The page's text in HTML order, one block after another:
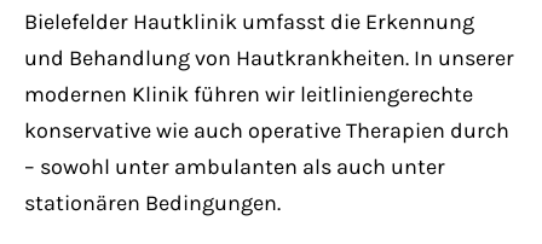
Bielefelder Hautklinik umfasst die Erkennung
und Behandlung von Hautkrankheiten. In unserer
modernen Klinik führen wir leitliniengerechte
konservative wie auch operative Therapien durch
– sowohl unter ambulanten als auch unter
stationären Bedingungen.